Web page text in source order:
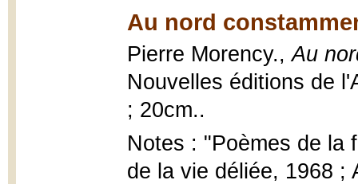
Au nord
Pierre Morency.,Au
Nouvelles éditions de
; 20cm..
Notes : "Poèmes de la
de la vie déliée, 1968 ;